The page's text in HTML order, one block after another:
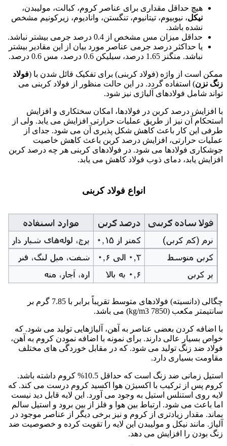
هیچ حداقل مقداری برای عناصر کروم، کبالت، مولیبدن،
نیکل، نیوبیوم، تیتانیوم، تنگستن، وانادیوم، زیرکونیم مشخص
نشده باشد.
حداقل میزان مس مشخص از 0.4 درصد جرمی بیشتر نباشد.
یا حداکثر درصد جرمی عناصر مورد بیان از این مقادیر بیشتر
نباشد. منگنز 1.65 درصد، سیلیکن 0.6 درصد، مس 0.6 درصد.
ممکن است از واژه (فولاد کربنی) برای تفکیک قائل شدن با (فولاد
زنگ نزن) استفاده گردد. در این حالت منظور از فولاد کربنی می
تواند شامل فولادهای آلیاژی نیز شود.
با افزایش درصد کربن در فولادها، امکان سختکاری و افزایش
استحکام آن نیز از طریق عملیات حرارتی افزایش می یابد. ولی از
طرفی این کار باعث کاهش شکل پذیری آن می شود. جدای از
عملیات حرارتی، افزایش درصد کربن باعث کاهش خاصیت
جوشکاری فولادها می شود. در فولادهای کربنی هر چه درصد کربن
افزایش یابد، دمای ذوب فولاد کاهش می یابد.
انواع فولاد کربنی
چگالی (دانسیته) فولادهای متوسط تقریباً برابر با 7.85 گرم بر
سانتیمتر مکعب (kg/m3 7850) می باشد.
با اضافه کردن بعضی عناصر به آهن، آلیاژهایی تولید می شود. که
خواص بسیار عالی دارند. برای نمونه با اضافه نمودن کروم به آهن،
فولاد ضد زنگ تولید می شود. که در مقابل خوردگی های مختلف
مقاومت بسیاری دارد.
استیل زمانی ضد زنگ است که حداقل 10.5% کروم داشته باشد.
کروم پس از ترکیب با اکسیژن هوا اکسید کروم درست می کند. که
لایه روی استنلس استیل به وجود می آورد. این لایه قابل دید نیست
اما باعث می شود. ارتباط بین هوا و فلز از بین برود و استیل سالم
بماند. مقدار زیادتری از کروم و نیز برخی دیگر از عناصر موجود در
آلیاژ. مانند نیکل و مولیبدن این لایه را تقویت کرده و خصوصیت ضد
زنگ بودن را افزایش می دهد.